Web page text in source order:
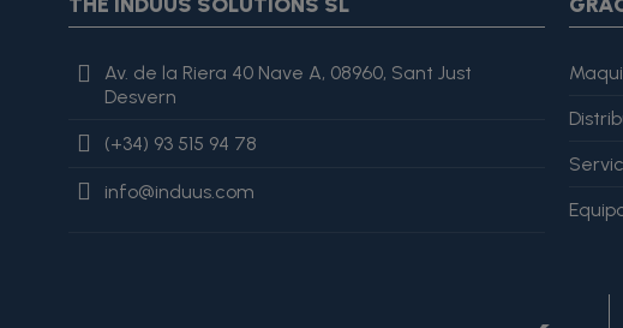
Av. de la Riera 40 Nave A, 08960, Sant Just
Desvern
(+34) 93 515 94 78
info@induus.com
es excelente, lo recomiendo totalmente." }